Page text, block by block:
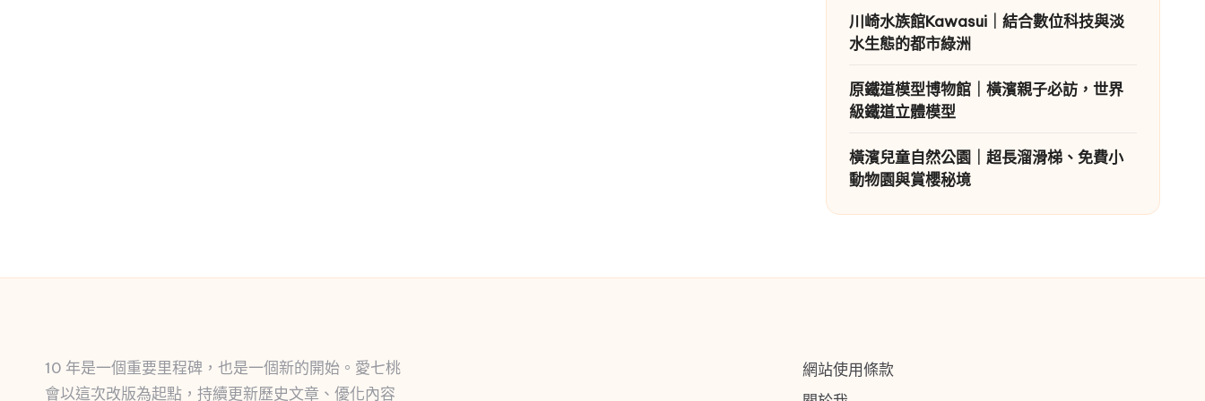
川崎水族館Kawasui｜結合數位科技與淡
水生態的都市綠洲
原鐵道模型博物館｜橫濱親子必訪，世界
級鐵道立體模型
橫濱兒童自然公園｜超長溜滑梯、免費小
動物園與賞櫻秘境
10 年是一個重要里程碑，也是一個新的開始。愛七桃
會以這次改版為起點，持續更新歷史文章、優化內容
網站使用條款